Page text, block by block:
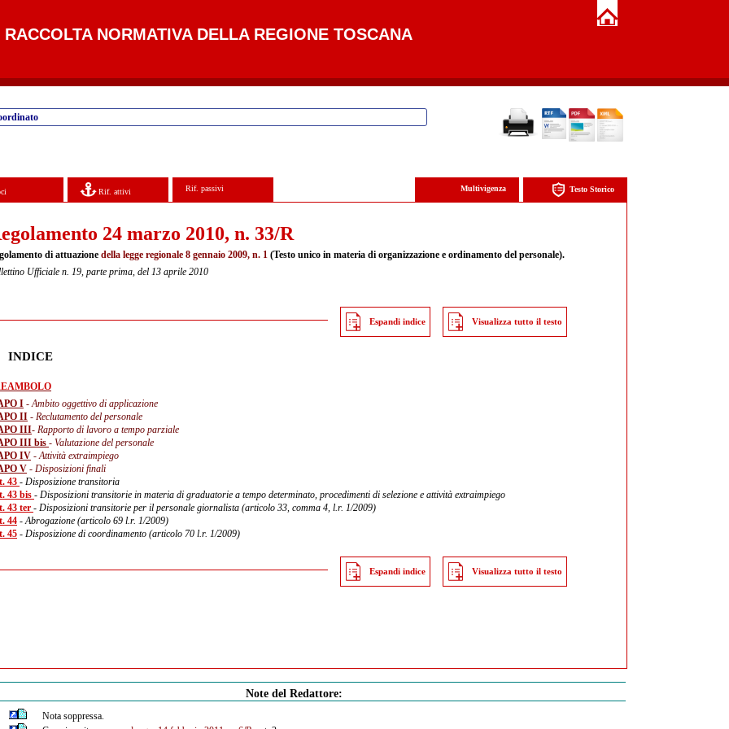
RACCOLTA NORMATIVA DELLA REGIONE TOSCANA
Rif. attivi Rif. passivi Testo Storico
Multivigenza
24 marzo 2010, n. 33/R
di attuazione della legge regionale 8 gennaio 2009, n. 1 (Testo unico in materia di organizzazione e ordinamento del personale).
Ufficiale n. 19, parte prima, del 13 aprile 2010
Espandi indice Visualizza tutto il testo
INDICE
I - Ambito oggettivo di applicazione
II - Reclutamento del personale
III- Rapporto di lavoro a tempo parziale
III bis - Valutazione del personale
IV - Attività extraimpiego
V - Disposizioni finali
43 - Disposizione transitoria
43 bis - Disposizioni transitorie in materia di graduatorie a tempo determinato, procedimenti di selezione e attività extraimpiego
43 ter - Disposizioni transitorie per il personale giornalista (articolo 33, comma 4, l.r. 1/2009)
44 - Abrogazione (articolo 69 l.r. 1/2009)
45 - Disposizione di coordinamento (articolo 70 l.r. 1/2009)
Espandi indice Visualizza tutto il testo
Note del Redattore:
Nota soppressa.